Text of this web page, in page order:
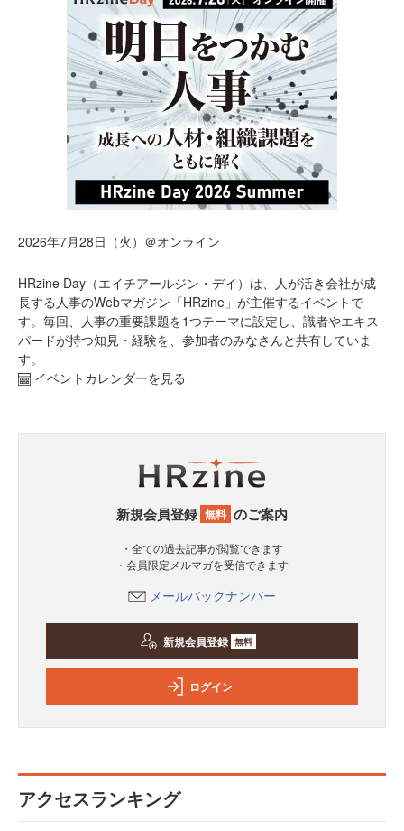
2026年7月28日（火）＠オンライン
HRzine Day（エイチアールジン・デイ）は、人が活き会社が成
長する人事のWebマガジン「HRzine」が主催するイベントで
す。毎回、人事の重要課題を1つテーマに設定し、識者やエキス
パードが持つ知見・経験を、参加者のみなさんと共有していま
す。
イベントカレンダーを見る
新規会員登録 無料 のご案内
・全ての過去記事が閲覧できます
・会員限定メルマガを受信できます
メールバックナンバー
新規会員登録 無料
ログイン
アクセスランキング